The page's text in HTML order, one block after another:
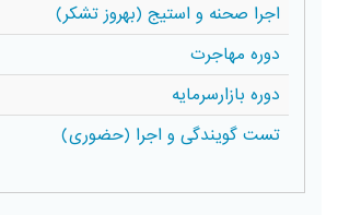
اجرا صحنه و استیج (بهروز تشکر)
دوره مهاجرت
دوره بازارسرمایه
تست گویندگی و اجرا (حضوری)